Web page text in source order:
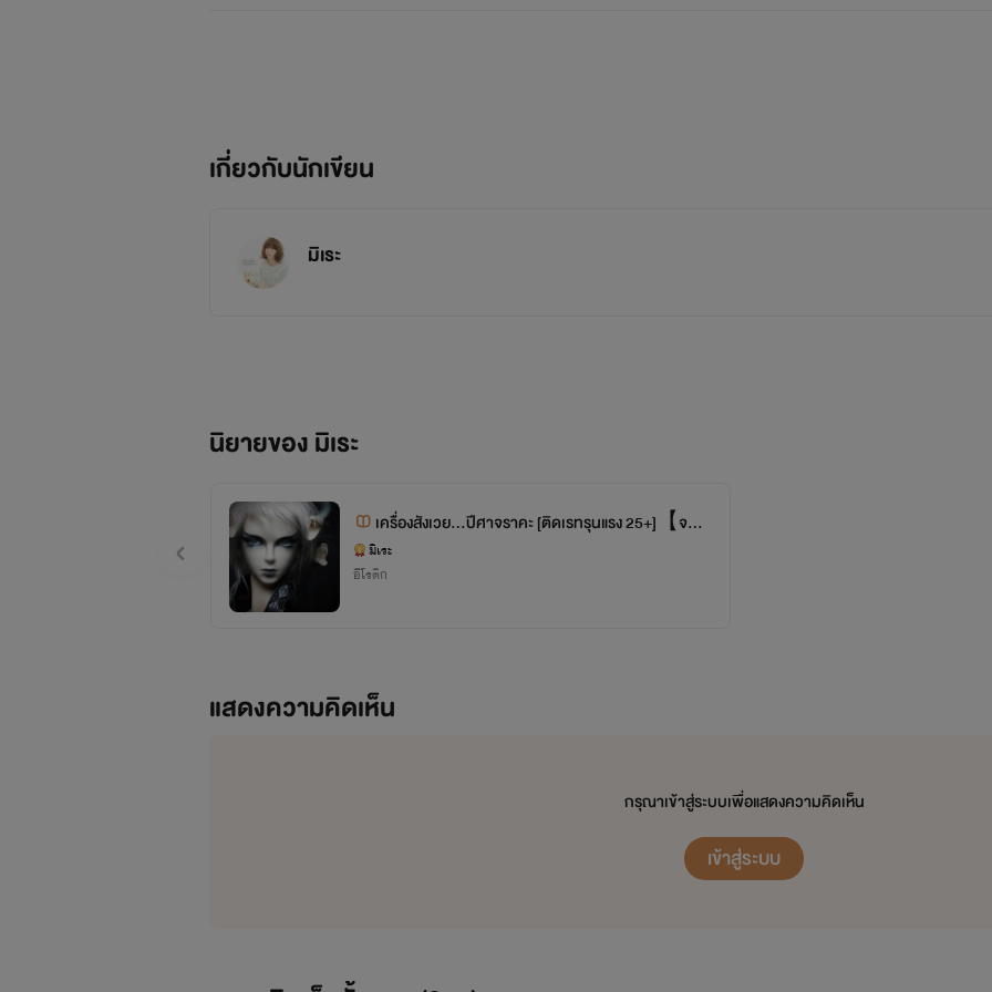
เกี่ยวกับนักเขียน
มิเระ
นิยายของ มิเระ
เครื่องสังเวย...ปีศาจราคะ [ติดเรทรุนแรง 25+]【จบภ
าค1】
มิเระ
อีโรติก
แสดงความคิดเห็น
กรุณาเข้าสู่ระบบเพื่อแสดงความคิดเห็น
เข้าสู่ระบบ